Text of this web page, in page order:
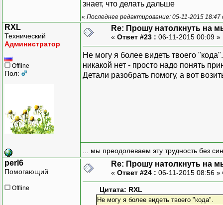
headers => {
'User-Agent' =>
'Accept-
'Accept-
'Accept' =>
'Accept-Charset'
},
sub add_request_2 {
http_get(
$string_return,
headers => {
'User-Agent' =>
'Accept-
знает, что делать дальше
« Последнее редактирование: 05-11-2015
RXL
Технический
Администратор
Offline
Пол:
Re: Прошу натолкнуть на
« Ответ #23 : 06-11-2015 00:09 »
Не могу я более видеть твоего
никакой нет - просто надо понять
Детали разобрать помогу, а вот
... мы преодолеваем эту трудность без
perl6
Помогающий
Offline
Re: Прошу натолкнуть на
« Ответ #24 : 06-11-2015 08:56 »
Цитата: RXL
Не могу я более видеть твоего "кода".